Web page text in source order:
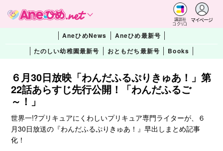
講談社
コクリコ
マイページ
AneひめNews
Aneひめ最新号
たのしい幼稚園最新号
おともだち最新号 Books
６月30日放映「わんだふるぷりきゅあ！」第
22話あらすじ先行公開！「わんだふるご
～！」
世界一!?プリキュアにくわしいプリキュア専門ライターが、６
月30日放送の『わんだふるぷりきゅあ！』早出しまとめ記事
化！